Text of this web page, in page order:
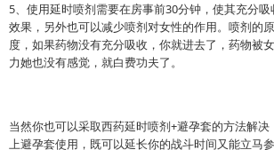
5、使用延时喷剂需要在房事前30分钟，使其充分
效果，另外也可以减少喷剂对女性的作用。喷剂的
度，如果药物没有充分吸收，你就进去了，药物被
力她也没有感觉，就白费功夫了。
当然你也可以采取西药延时喷剂+避孕套的方法解
上避孕套使用，既可以延长你的战斗时间又能立马